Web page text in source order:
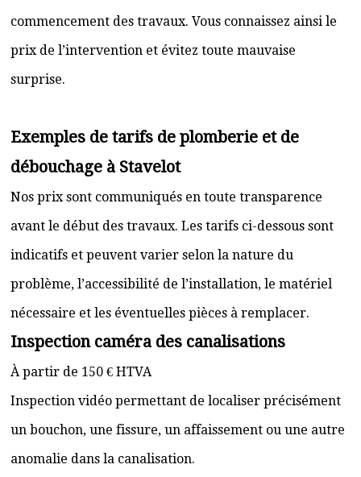
commencement des travaux. Vous connaissez ainsi le
prix de l’intervention et évitez toute mauvaise
surprise.
Exemples de tarifs de plomberie et de
débouchage à Stavelot
Nos prix sont communiqués en toute transparence
avant le début des travaux. Les tarifs ci-dessous sont
indicatifs et peuvent varier selon la nature du
problème, l’accessibilité de l’installation, le matériel
nécessaire et les éventuelles pièces à remplacer.
Inspection caméra des canalisations
À partir de 150 € HTVA
Inspection vidéo permettant de localiser précisément
un bouchon, une fissure, un affaissement ou une autre
anomalie dans la canalisation.